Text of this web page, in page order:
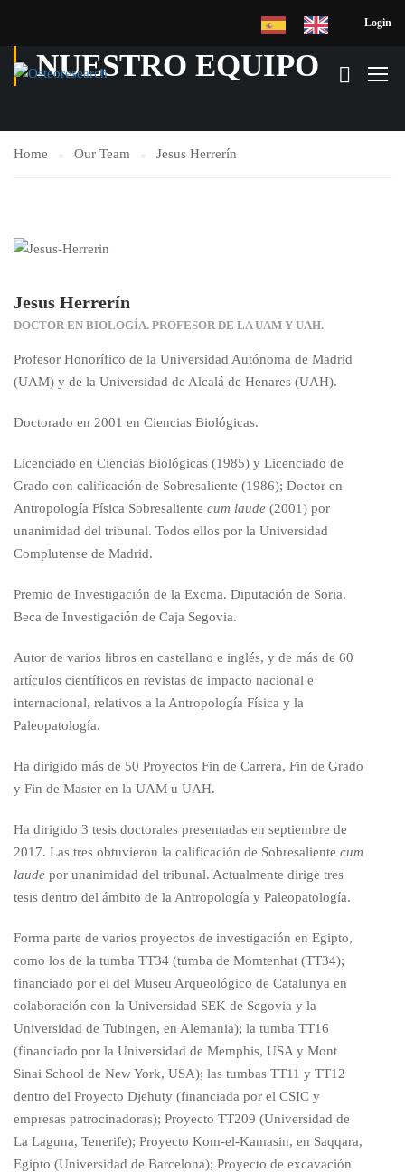
Login
NUESTRO EQUIPO
Home Our Team Jesus Herrerín
Jesus Herrerín
DOCTOR EN BIOLOGÍA. PROFESOR DE LA UAM Y UAH.
Profesor Honorífico de la Universidad Autónoma de Madrid
(UAM) y de la Universidad de Alcalá de Henares (UAH).
Doctorado en 2001 en Ciencias Biológicas.
Licenciado en Ciencias Biológicas (1985) y Licenciado de
Grado con calificación de Sobresaliente (1986); Doctor en
Antropología Física Sobresaliente cum laude (2001) por
unanimidad del tribunal. Todos ellos por la Universidad
Complutense de Madrid.
Premio de Investigación de la Excma. Diputación de Soria.
Beca de Investigación de Caja Segovia.
Autor de varios libros en castellano e inglés, y de más de 60
artículos científicos en revistas de impacto nacional e
internacional, relativos a la Antropología Física y la
Paleopatología.
Ha dirigido más de 50 Proyectos Fin de Carrera, Fin de Grado
y Fin de Master en la UAM u UAH.
Ha dirigido 3 tesis doctorales presentadas en septiembre de
2017. Las tres obtuvieron la calificación de Sobresaliente cum
laude por unanimidad del tribunal. Actualmente dirige tres
tesis dentro del ámbito de la Antropología y Paleopatología.
Forma parte de varios proyectos de investigación en Egipto,
como los de la tumba TT34 (tumba de Momtenhat (TT34);
financiado por el del Museu Arqueológico de Catalunya en
colaboración con la Universidad SEK de Segovia y la
Universidad de Tubingen, en Alemania); la tumba TT16
(financiado por la Universidad de Memphis, USA y Mont
Sinai School de New York, USA); las tumbas TT11 y TT12
dentro del Proyecto Djehuty (financiada por el CSIC y
empresas patrocinadoras); Proyecto TT209 (Universidad de
La Laguna, Tenerife); Proyecto Kom-el-Kamasin, en Saqqara,
Egipto (Universidad de Barcelona); Proyecto de excavación